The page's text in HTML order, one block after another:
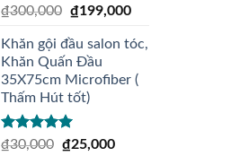
Được xếp
sao
₫300,000 ₫199,000
Khăn gội đầu salon tóc,
Khăn Quấn Đầu
35X75cm Microfiber (
Thấm Hút tốt)
Được xếp
₫30,000 ₫25,000